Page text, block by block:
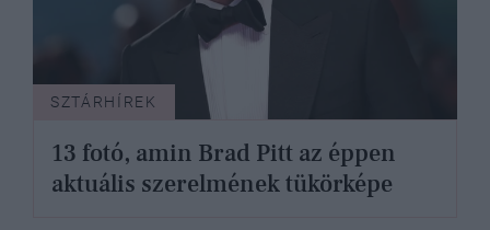
SZTÁRHÍREK
13 fotó, amin Brad Pitt az éppen
aktuális szerelmének tükörképe